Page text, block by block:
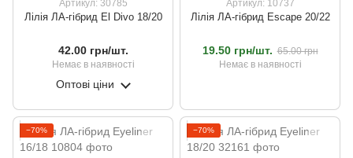
Артикул: 30785
Лілія ЛА-гібрид El Divo 18/20
42.00 грн/шт.
Немає в наявності
Оптові ціни
Артикул: 10737
Лілія ЛА-гібрид Escape 20/22
19.50 грн/шт. 65.00 грн
Немає в наявності
−70% −70%